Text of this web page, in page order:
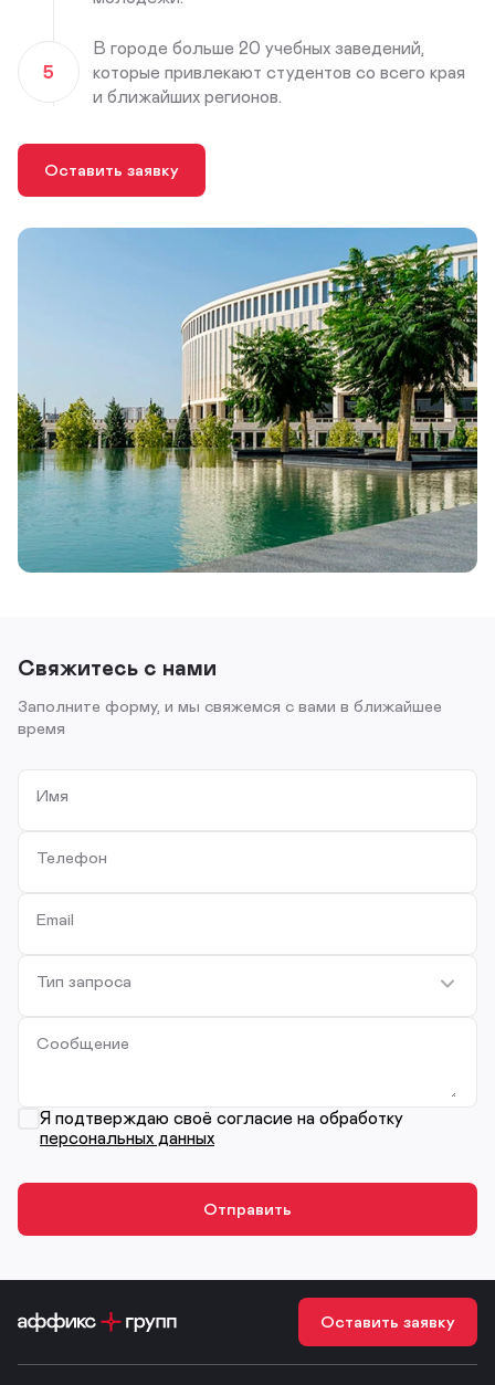
5
В городе больше 20 учебных заведений,
которые привлекают студентов со всего края
и ближайших регионов.
Оставить заявку
Свяжитесь с нами
Заполните форму, и мы свяжемся с вами в ближайшее
время
Имя
Телефон
Email
Тип запроса
Сообщение
Я подтверждаю своё согласие на обработку
персональных данных
Оставить заявку